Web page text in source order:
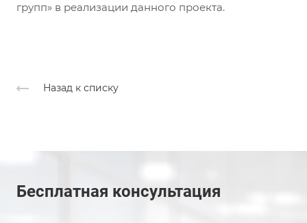
групп» в реализации данного проекта.
Назад к списку
Бесплатная консультация